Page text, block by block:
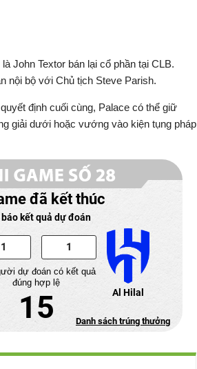
John Textor bán lại cổ phần tại CLB.
nội bộ với Chủ tịch Steve Parish.
định cuối cùng, Palace có thể giữ
giải dưới hoặc vướng vào kiện tụng pháp
đã kết thúc
kết quả dự đoán
Al Hilal
dự đoán có kết quả
đúng hợp lệ
15 Danh sách trúng thưởng